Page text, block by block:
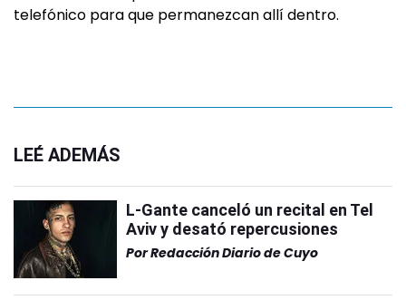
telefónico para que permanezcan allí dentro.
LEÉ ADEMÁS
L-Gante canceló un recital en Tel
Aviv y desató repercusiones
PorRedacción Diario de Cuyo